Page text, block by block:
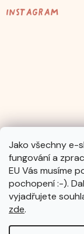
Jako všechny e-
fungování a
EU Vás musíme
pochopení :-).
vyjadřujete
zde.
Instagram